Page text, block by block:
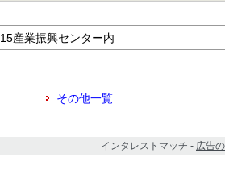
産業振興センター内
その他一覧
インタレストマッチ - 広告